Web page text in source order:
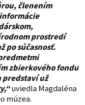
členením
prostredí
po súčasnosť.
zbierkového fondu
predstaví už
uviedla Magdaléna
múzea.